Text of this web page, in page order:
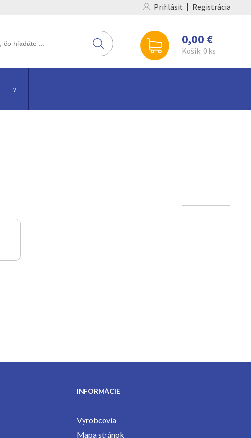
Prihlásiť Registrácia
0,00 €
Košík: 0 ks
INFORMÁCIE
Výrobcovia
Mapa stránok